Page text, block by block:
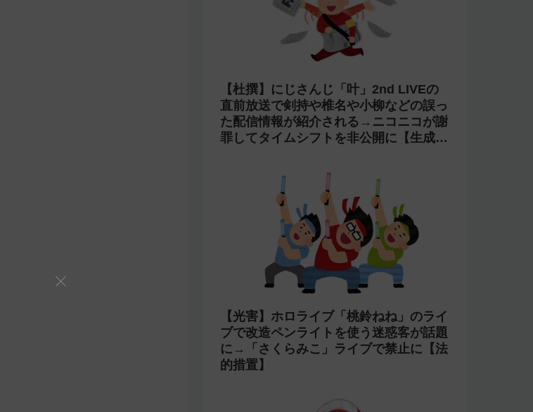
【杜撰】にじさんじ「叶」2nd LIVEの
直前放送で剣持や椎名や小柳などの誤っ
た配信情報が紹介される→ニコニコが謝
罪してタイムシフトを非公開に【生成
【光害】ホロライブ「桃鈴ねね」のライ
ブで改造ペンライトを使う迷惑客が話題
に→「さくらみこ」ライブで禁止に【法
的措置】